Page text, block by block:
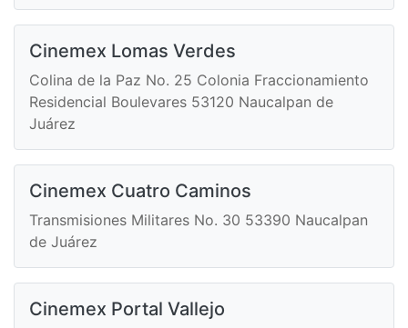
Cinemex Lomas Verdes
Colina de la Paz No. 25 Colonia Fraccionamiento
Residencial Boulevares 53120 Naucalpan de
Juárez
Cinemex Cuatro Caminos
Transmisiones Militares No. 30 53390 Naucalpan
de Juárez
Cinemex Portal Vallejo